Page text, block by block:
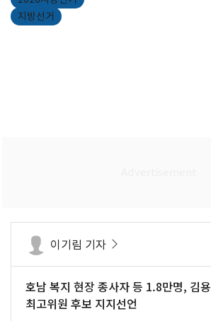
지방선거
이기림 기자
호남 복지 현장 종사자 등 1.8만명, 김용
최고위원 후보 지지선언